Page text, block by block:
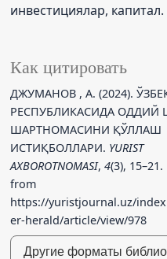
инвестициялар, капитал.
Как цитировать
ДЖУМАНОВ , А. (2024).
РЕСПУБЛИКАСИДА ОДДИЙ
ШАРТНОМАСИНИ ҚЎЛЛАШ
ИСТИҚБОЛЛАРИ. YURIST
AXBOROTNOMASI, 4(3),
from
https://yuristjournal.uz/
er-herald/article/view/978
Другие форматы